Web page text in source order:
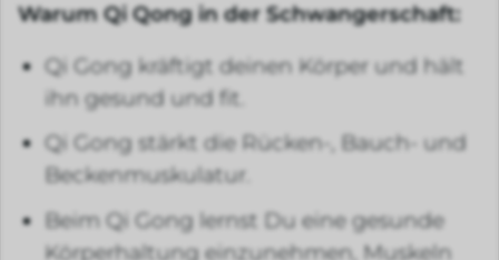
Warum Qi Qong in der Schwangerschaft:
Qi Gong kräftigt deinen Körper und hält
ihn gesund und fit.
Qi Gong stärkt die Rücken-, Bauch- und
Beckenmuskulatur.
Beim Qi Gong lernst Du eine gesunde
Körperhaltung einzunehmen, Muskeln